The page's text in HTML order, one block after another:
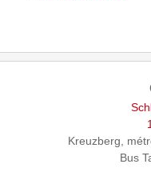
Kreuzberg,
Bus